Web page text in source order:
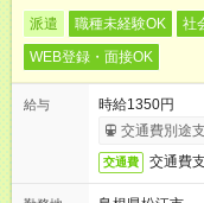
派遣 職種未経験OK 社
WEB登録・面接OK
給与
時給1350円
交通費別途
交通費 交通費